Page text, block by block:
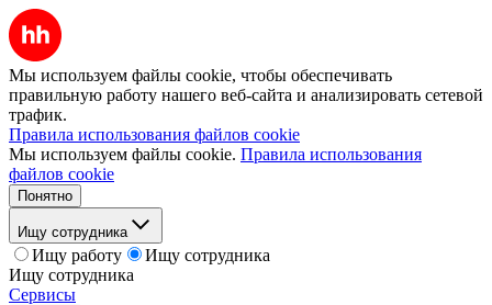
Мы используем файлы cookie, чтобы обеспечивать
правильную работу нашего веб-сайта и анализировать сетевой
трафик.
Правила использования файлов cookie
Мы используем файлы cookie. Правила использования
файлов cookie
Понятно
Ищу сотрудника
Ищу работу
Ищу сотрудника
Ищу сотрудника
Сервисы